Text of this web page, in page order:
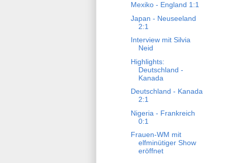
Mexiko - England 1:1
Japan - Neuseeland
2:1
Interview mit Silvia
Neid
Highlights:
Deutschland -
Kanada
Deutschland - Kanada
2:1
Nigeria - Frankreich
0:1
Frauen-WM mit
elfminütiger Show
eröffnet